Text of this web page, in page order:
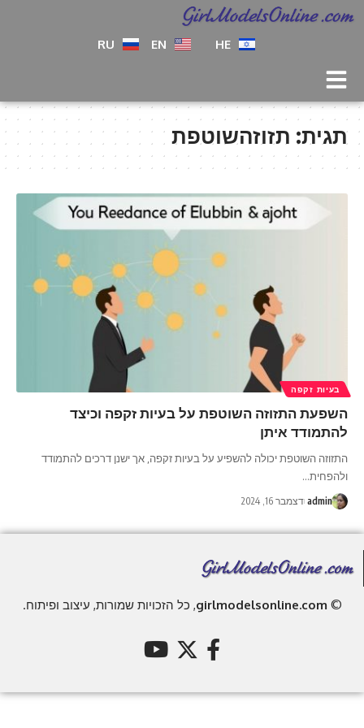
HE
EN
RU
תגית: תזוזהשוטפת
בעיות זקפה
השפעת התזוזה השוטפת על בעיות זקפה וכיצד
להתמודד איתן
התזוזה השוטפת יכולה להשפיע על בעיות זקפה, אך ישנן דרכים להתמודד
ולהפחית…
admin דצמבר 16, 2024
©
girlmodelsonline.com, כל הזכויות שמורות, עיצוב ופיתוח.